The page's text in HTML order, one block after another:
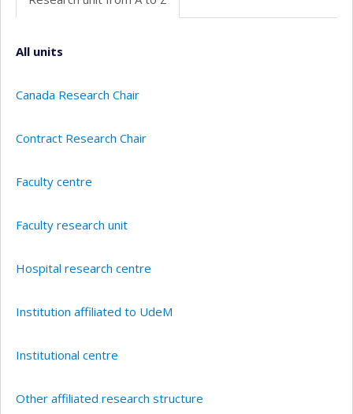
All units
Canada Research Chair
Contract Research Chair
Faculty centre
Faculty research unit
Hospital research centre
Institution affiliated to UdeM
Institutional centre
Other affiliated research structure